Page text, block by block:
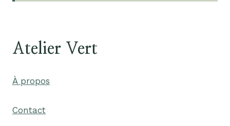
Atelier Vert
À propos
Contact